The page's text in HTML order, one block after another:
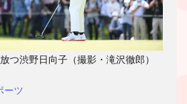
つ渋野日向子（撮影・滝沢徹郎）
ーツ